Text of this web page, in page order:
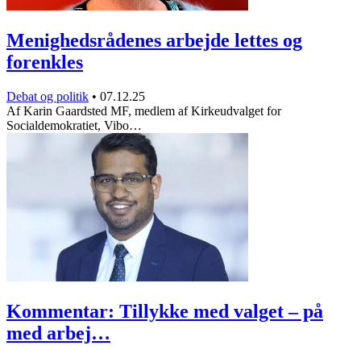
Menighedsrådenes arbejde lettes og
forenkles
Debat og politik • 07.12.25
Af Karin Gaardsted MF, medlem af Kirkeudvalget for
Socialdemokratiet, Vibo…
Kommentar: Tillykke med valget – på
med arbej…